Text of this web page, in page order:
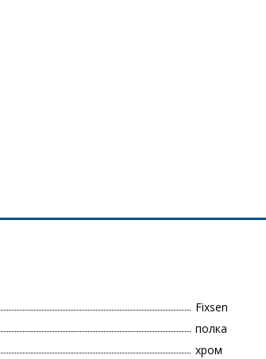
Fixsen
полка
хром